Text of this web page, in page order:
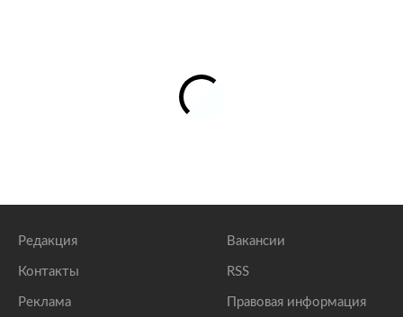
Редакция
Контакты
Реклама
Вакансии
RSS
Правовая информация